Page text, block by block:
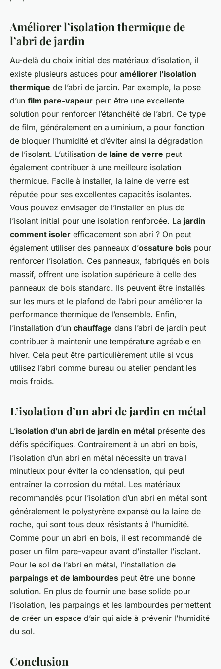
Améliorer l’isolation thermique de
l’abri de jardin
Au-delà du choix initial des matériaux d’isolation, il
existe plusieurs astuces pour améliorer l’isolation
thermique de l’abri de jardin. Par exemple, la pose
d’un film pare-vapeur peut être une excellente
solution pour renforcer l’étanchéité de l’abri. Ce type
de film, généralement en aluminium, a pour fonction
de bloquer l’humidité et d’éviter ainsi la dégradation
de l’isolant. L’utilisation de laine de verre peut
également contribuer à une meilleure isolation
thermique. Facile à installer, la laine de verre est
réputée pour ses excellentes capacités isolantes.
Vous pouvez envisager de l’installer en plus de
l’isolant initial pour une isolation renforcée. La jardin
comment isoler efficacement son abri ? On peut
également utiliser des panneaux d’ossature bois pour
renforcer l’isolation. Ces panneaux, fabriqués en bois
massif, offrent une isolation supérieure à celle des
panneaux de bois standard. Ils peuvent être installés
sur les murs et le plafond de l’abri pour améliorer la
performance thermique de l’ensemble. Enfin,
l’installation d’un chauffage dans l’abri de jardin peut
contribuer à maintenir une température agréable en
hiver. Cela peut être particulièrement utile si vous
utilisez l’abri comme bureau ou atelier pendant les
mois froids.
L’isolation d’un abri de jardin en métal
L’isolation d’un abri de jardin en métal présente des
défis spécifiques. Contrairement à un abri en bois,
l’isolation d’un abri en métal nécessite un travail
minutieux pour éviter la condensation, qui peut
entraîner la corrosion du métal. Les matériaux
recommandés pour l’isolation d’un abri en métal sont
généralement le polystyrène expansé ou la laine de
roche, qui sont tous deux résistants à l’humidité.
Comme pour un abri en bois, il est recommandé de
poser un film pare-vapeur avant d’installer l’isolant.
Pour le sol de l’abri en métal, l’installation de
parpaings et de lambourdes peut être une bonne
solution. En plus de fournir une base solide pour
l’isolation, les parpaings et les lambourdes permettent
de créer un espace d’air qui aide à prévenir l’humidité
du sol.
Conclusion